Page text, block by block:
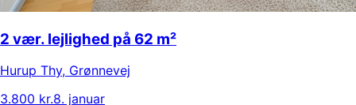
2 vær. lejlighed på 62 m²
Hurup Thy, Grønnevej
3.800 kr.8. januar